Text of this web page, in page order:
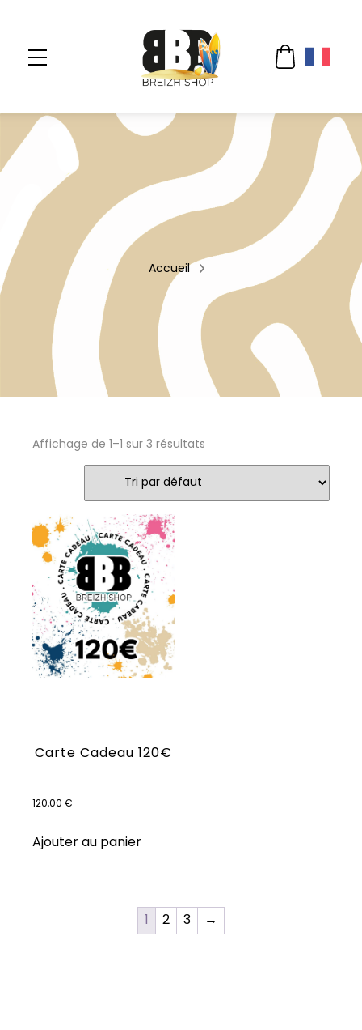
Accueil
Affichage de 1–1 sur 3 résultats
Carte Cadeau 120€
120,00 €
Ajouter au panier
1 2 3 →